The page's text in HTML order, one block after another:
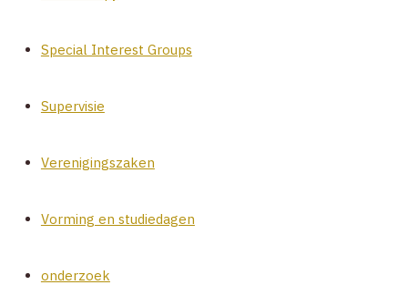
Special Interest Groups
Supervisie
Verenigingszaken
Vorming en studiedagen
onderzoek